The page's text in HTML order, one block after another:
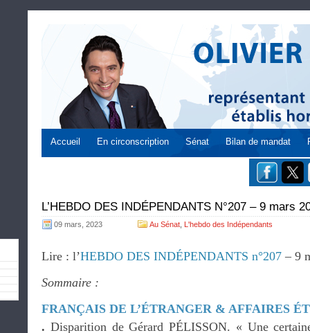
Accueil En circonscription Sénat Bilan de mandat
L’HEBDO DES INDÉPENDANTS N°207 – 9 mars
09 mars, 2023 Au Sénat L'hebdo des Indépendants
Lire : l’HEBDO DES INDÉPENDANTS n°207 – 9
Sommaire :
FRANÇAIS DE L’ÉTRANGER & AFFAIRES
. Disparition de Gérard PÉLISSON. « Une